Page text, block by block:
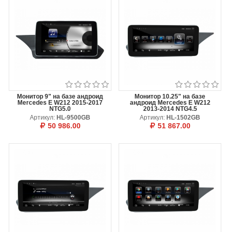
Монитор 9" на базе андроид
Mercedes E W212 2015-2017
NTG5.0
Артикул: HL-9500GB
50 986.00
Монитор 10.25" на базе
андроид Mercedes E W212
2013-2014 NTG4.5
Артикул: HL-1502GB
51 867.00